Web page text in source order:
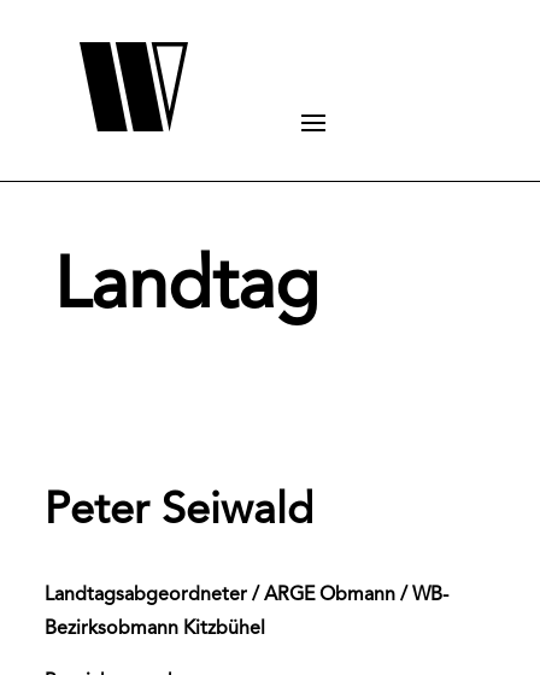
Landtag
Peter Seiwald
Landtagsabgeordneter / ARGE Obmann / WB-
Bezirksobmann Kitzbühel